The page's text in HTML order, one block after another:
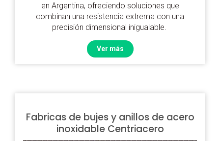
en Argentina, ofreciendo soluciones que
combinan una resistencia extrema con una
precisión dimensional inigualable.
Ver más
Fabricas de bujes y anillos de acero
inoxidable Centriacero